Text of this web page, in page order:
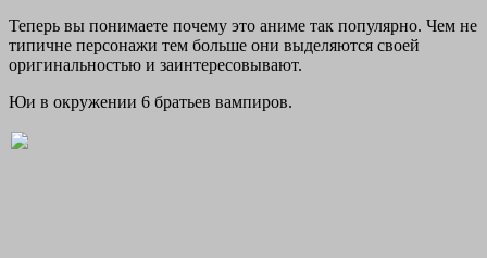
Теперь вы понимаете почему это аниме так популярно. Чем не
типичне персонажи тем больше они выделяются своей
оригинальностью и заинтересовывают.
Юи в окружении 6 братьев вампиров.